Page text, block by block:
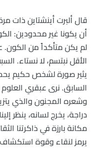
قال ألبرت أينشتاين ذات
أن يكونا غير محدودين:
لم يكن متأكداً من
الأقل نبتسم، لا نستاء.
يثير صورة لشخص حكيم
السابق. نرى عبقري العلوم
وشعره المجنون والذي
دراجة، يخرج لسانه، ينظر
مكانة بارزة في ذاكرتنا
يرمز لنقاء وقوة